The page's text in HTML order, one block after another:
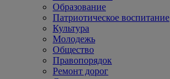
Образование
Патриотическое воспитание
Культура
Молодежь
Общество
Правопорядок
Ремонт дорог